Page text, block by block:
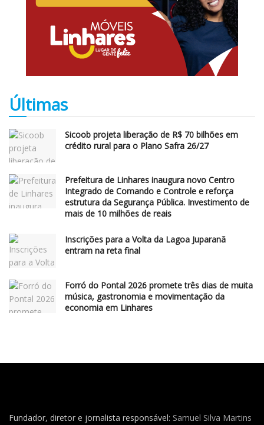
Últimas
Sicoob projeta liberação de R$ 70 bilhões em
crédito rural para o Plano Safra 26/27
Prefeitura de Linhares inaugura novo Centro
Integrado de Comando e Controle e reforça
estrutura da Segurança Pública. Investimento de
mais de 10 milhões de reais
Inscrições para a Volta da Lagoa Juparanã
entram na reta final
Forró do Pontal 2026 promete três dias de muita
música, gastronomia e movimentação da
economia em Linhares
Fundador, diretor e jornalista responsável: Samuel Silva Martins